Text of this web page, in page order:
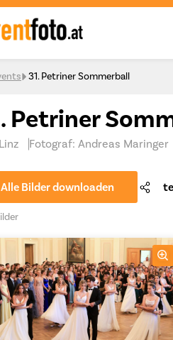
31. Petriner Sommerball
Petriner
Fotograf: Andreas Maringer
Alle Bilder downloaden